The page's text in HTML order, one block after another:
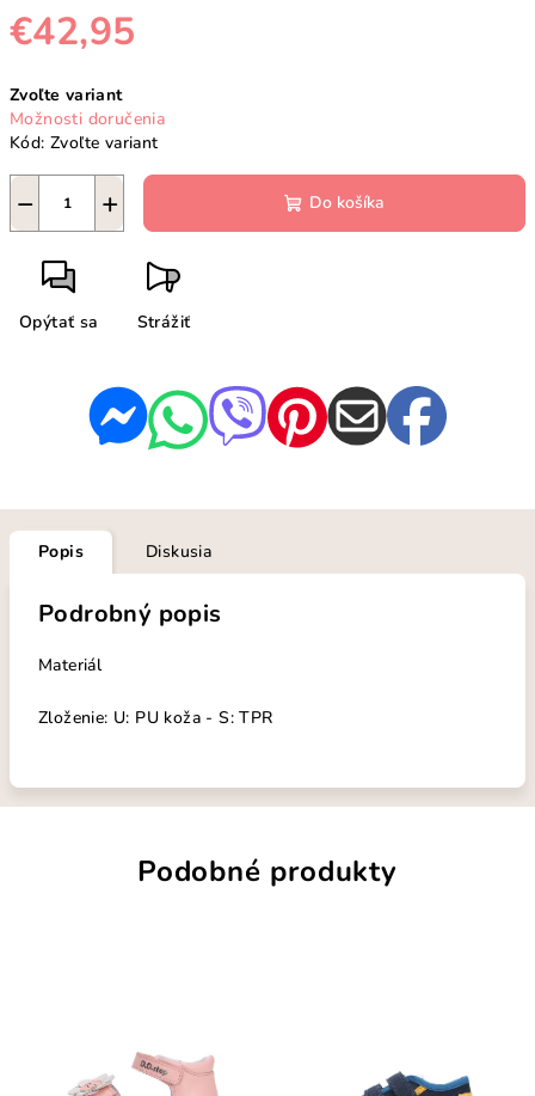
€42,95
cena:
Zvoľte variant
Možnosti doručenia
Kód: Zvoľte variant
+
− Do košíka
Opýtať sa Strážiť
Popis Diskusia
Podrobný popis
Materiál
Zloženie: U: PU koža - S: TPR
Podobné produkty